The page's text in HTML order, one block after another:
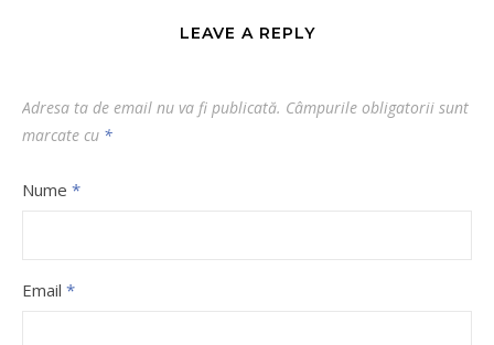
LEAVE A REPLY
Adresa ta de email nu va fi publicată. Câmpurile obligatorii sunt
marcate cu *
Nume *
Email *